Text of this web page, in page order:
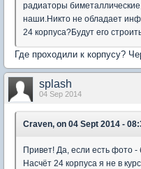
радиаторы
наши.Никто не обладает
24 корпуса?Будут его
Где проходили к корпусу?
splash
04 Sep 2014
Craven, on 04 Sept 2014 -
Привет! Да, если есть фото
Насчёт 24 корпуса я не в